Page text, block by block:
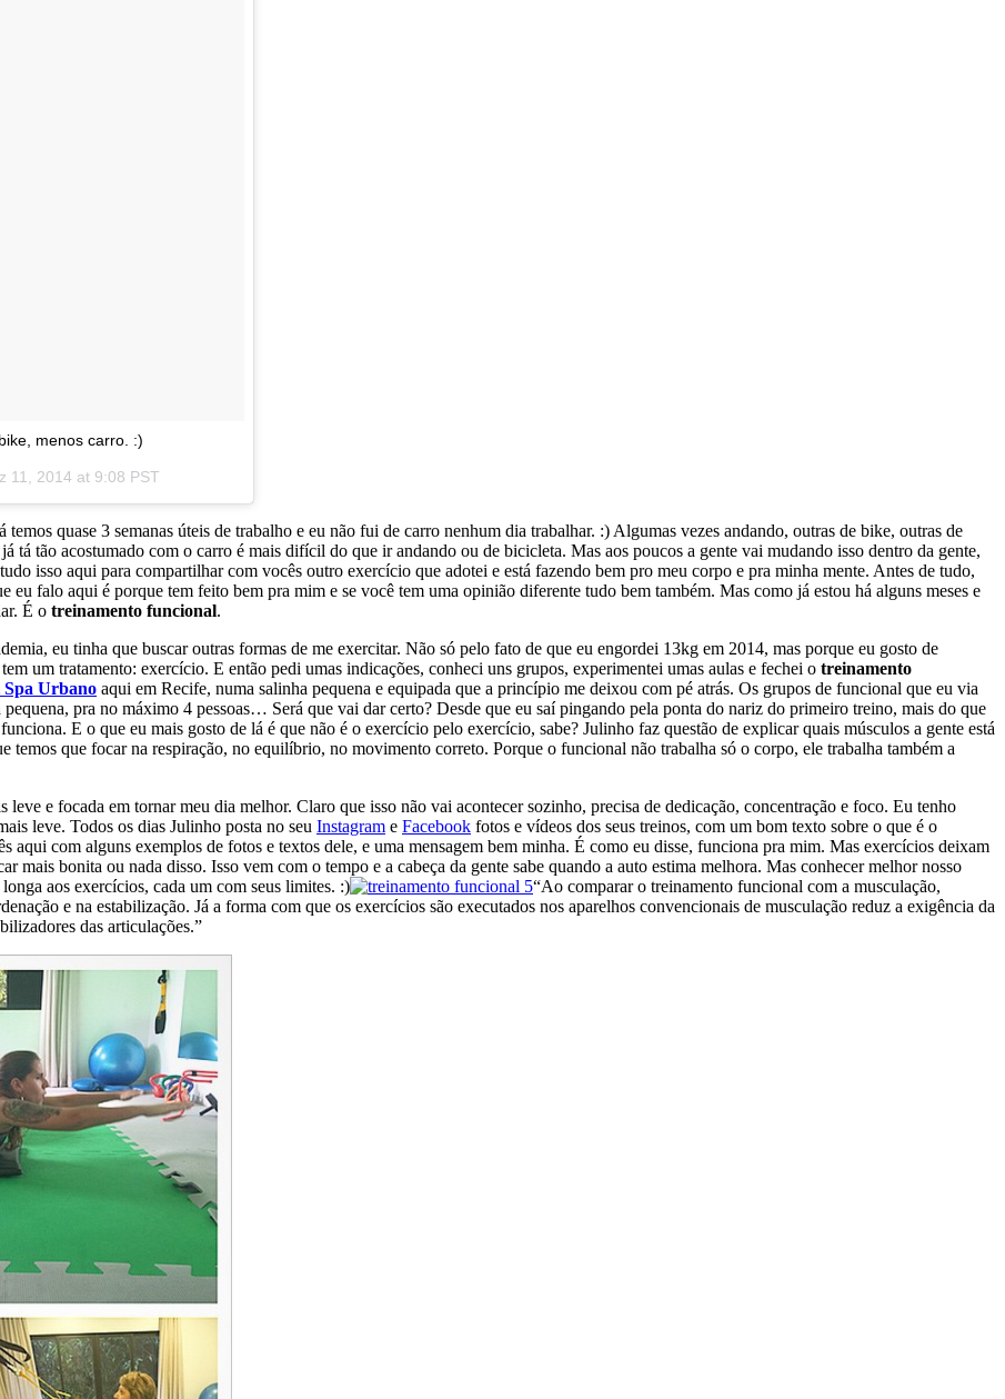
menos carro. :)
11, 2014 at 9:08 PST
quase 3 semanas úteis de trabalho e eu não fui de carro nenhum dia trabalhar. :) Algumas vezes andando, outras de bike, outras de
tá tão acostumado com o carro é mais difícil do que ir andando ou de bicicleta. Mas aos poucos a gente vai mudando isso dentro da gente,
isso aqui para compartilhar com vocês outro exercício que adotei e está fazendo bem pro meu corpo e pra minha mente. Antes de tudo,
eu falo aqui é porque tem feito bem pra mim e se você tem uma opinião diferente tudo bem também. Mas como já estou há alguns meses e
É o treinamento funcional.
eu tinha que buscar outras formas de me exercitar. Não só pelo fato de que eu engordei 13kg em 2014, mas porque eu gosto de
um tratamento: exercício. E então pedi umas indicações, conheci uns grupos, experimentei umas aulas e fechei o treinamento
Spa Urbano aqui em Recife, numa salinha pequena e equipada que a princípio me deixou com pé atrás. Os grupos de funcional que eu via
pra no máximo 4 pessoas… Será que vai dar certo? Desde que eu saí pingando pela ponta do nariz do primeiro treino, mais do que
E o que eu mais gosto de lá é que não é o exercício pelo exercício, sabe? Julinho faz questão de explicar quais músculos a gente está
temos que focar na respiração, no equilíbrio, no movimento correto. Porque o funcional não trabalha só o corpo, ele trabalha também a
e focada em tornar meu dia melhor. Claro que isso não vai acontecer sozinho, precisa de dedicação, concentração e foco. Eu tenho
leve. Todos os dias Julinho posta no seu Instagram e Facebook fotos e vídeos dos seus treinos, com um bom texto sobre o que é o
aqui com alguns exemplos de fotos e textos dele, e uma mensagem bem minha. É como eu disse, funciona pra mim. Mas exercícios deixam
mais bonita ou nada disso. Isso vem com o tempo e a cabeça da gente sabe quando a auto estima melhora. Mas conhecer melhor nosso
aos exercícios, cada um com seus limites. :)
“Ao comparar o treinamento funcional com a musculação,
e na estabilização. Já a forma com que os exercícios são executados nos aparelhos convencionais de musculação reduz a exigência da
das articulações.”